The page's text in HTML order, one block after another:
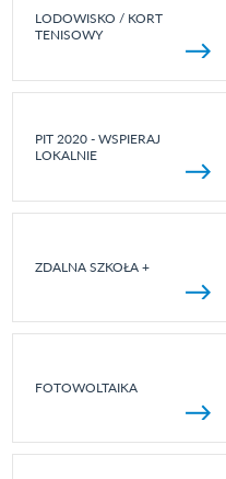
LODOWISKO / KORT
TENISOWY
PIT 2020 - WSPIERAJ
LOKALNIE
ZDALNA SZKOŁA +
FOTOWOLTAIKA